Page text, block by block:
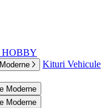
HOBBY
Kituri Vehicule
Moderne
Moderne